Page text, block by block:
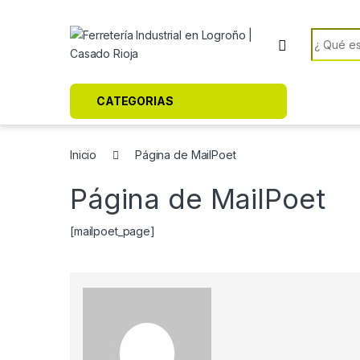
Search
CATEGORIAS
Inicio Página de MailPoet
Página de MailPoet
[mailpoet_page]